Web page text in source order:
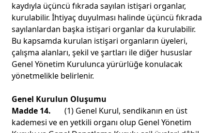
kaydıyla üçüncü fıkrada sayılan istişari organlar,
kurulabilir. İhtiyaç duyulması halinde üçüncü fıkrada
sayılanlardan başka istişari organlar da kurulabilir.
Bu kapsamda kurulan istişari organların üyeleri,
çalışma alanları, şekil ve şartları ile diğer hususlar
Genel Yönetim Kurulunca yürürlüğe konulacak
yönetmelikle belirlenir.
Genel Kurulun Oluşumu
Madde 14. (1) Genel Kurul, sendikanın en üst
kademesi ve en yetkili organı olup Genel Yönetim